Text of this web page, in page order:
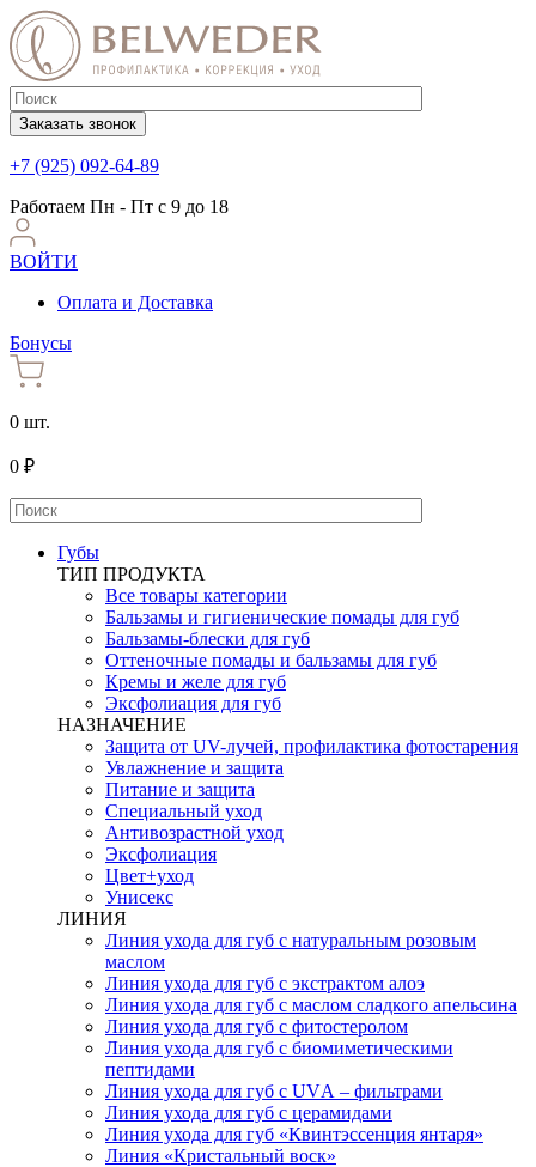
Заказать звонок
+7 (925) 092-64-89
Работаем Пн - Пт с 9 до 18
ВОЙТИ
Оплата и Доставка
Бонусы
0 шт.
0 ₽
Губы
ТИП ПРОДУКТА
Все товары категории
Бальзамы и гигиенические помады для губ
Бальзамы-блески для губ
Оттеночные помады и бальзамы для губ
Кремы и желе для губ
Эксфолиация для губ
НАЗНАЧЕНИЕ
Защита от UV-лучей, профилактика фотостарения
Увлажнение и защита
Питание и защита
Специальный уход
Антивозрастной уход
Эксфолиация
Цвет+уход
Унисекс
ЛИНИЯ
Линия ухода для губ с натуральным розовым
маслом
Линия ухода для губ с экстрактом алоэ
Линия ухода для губ с маслом сладкого апельсина
Линия ухода для губ с фитостеролом
Линия ухода для губ с биомиметическими
пептидами
Линия ухода для губ с UVА – фильтрами
Линия ухода для губ с церамидами
Линия ухода для губ «Квинтэссенция янтаря»
Линия «Кристальный воск»